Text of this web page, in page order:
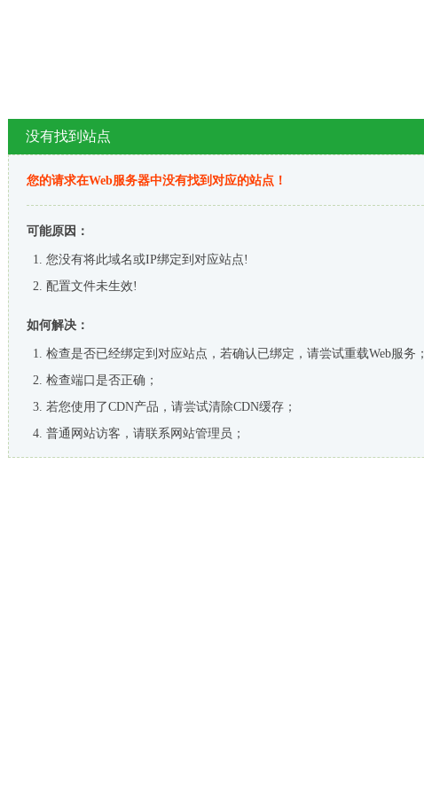
没有找到站点
您的请求在Web服务器中没有找到对应的站点！
可能原因：
您没有将此域名或IP绑定到对应站点!
配置文件未生效!
如何解决：
检查是否已经绑定到对应站点，若确认已绑定，请尝试重载Web服务；
检查端口是否正确；
若您使用了CDN产品，请尝试清除CDN缓存；
普通网站访客，请联系网站管理员；